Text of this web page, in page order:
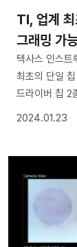
TI, 업계
그래밍 가
텍사스 인스트
최초의 단일
드라이버 칩 2
2024.01.23